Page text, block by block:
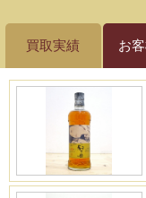
買取実績 お